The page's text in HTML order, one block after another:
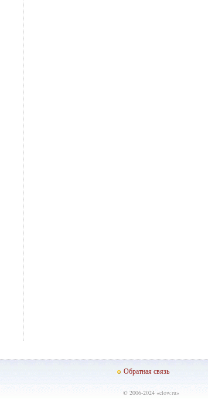
Обратная связь
© 2006-2024 «clow.ru»